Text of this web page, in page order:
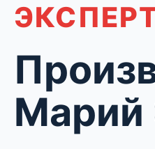
Марий